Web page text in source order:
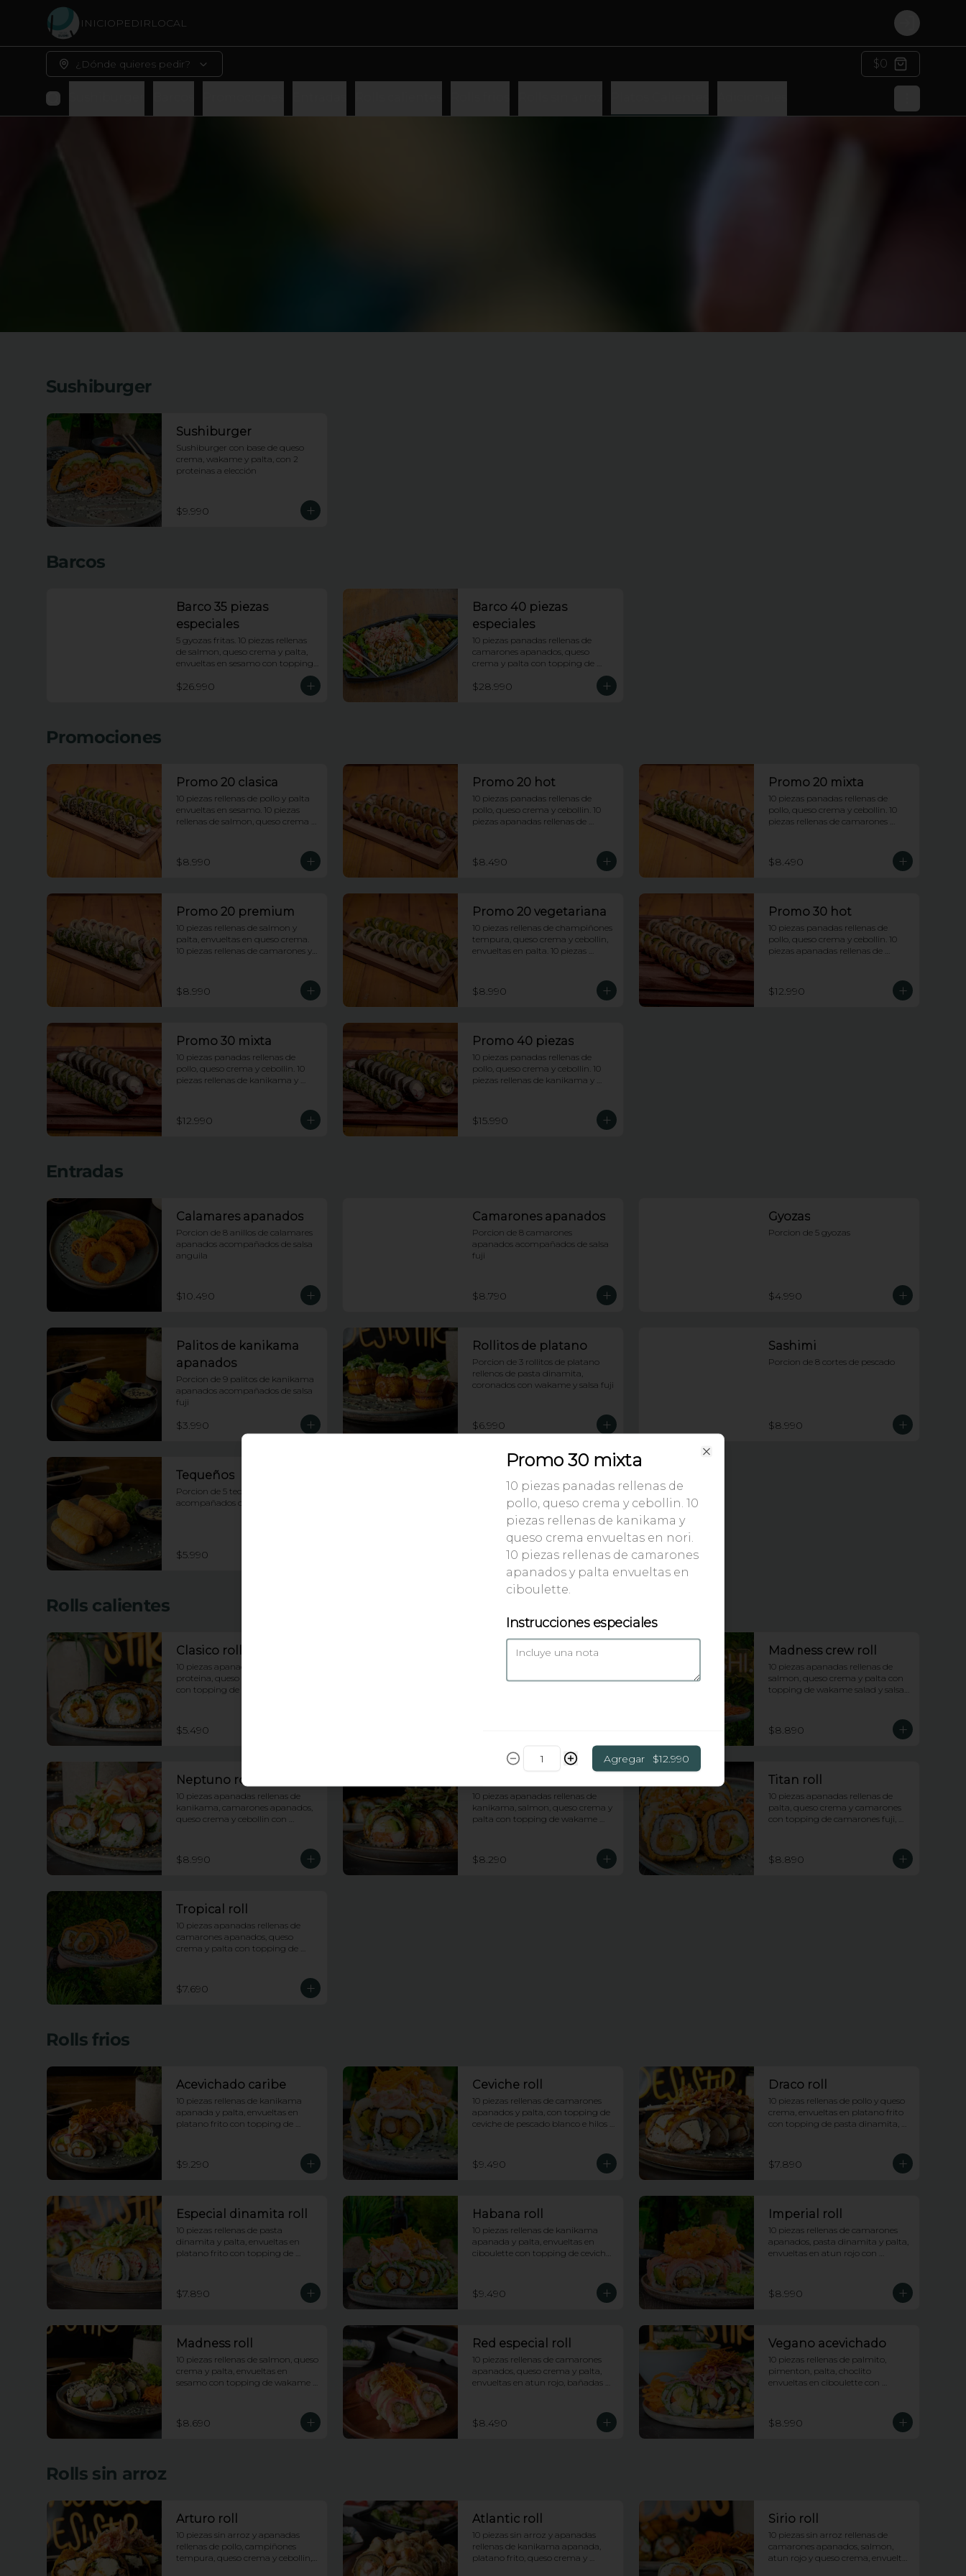
INICIOPEDIRLOCAL Login
¿Dónde quieres pedir? $0
Sushiburger
Sushiburger
Sushiburger con base de queso
crema, wakame y palta, con 2
proteinas a elección
$9.990
Barcos
Barco 35 piezas
especiales
5 gyozas fritas. 10 piezas rellenas
de salmon, queso crema y palta,
envueltas en sesamo con topping
de wakame salad y salsa anguila.
10 piezas apanadas rellenas de
pollo, queso crema, platano frito y
$26.990
Barco 40 piezas
especiales
10 piezas panadas rellenas de
camarones apanados, queso
crema y palta con topping de
salsa maracuya. 10 piezas rellenas
de camarones apanados, queso
envueltas en queso crema con
topping de wakame.
$28.990
Promociones
Promo 20 clasica
10 piezas rellenas de pollo y palta
envueltas en sesamo. 10 piezas
rellenas de salmon, queso crema y
$8.990
Promo 20 hot
10 piezas panadas rellenas de
pollo, queso crema y cebollin. 10
piezas apanadas rellenas de
$8.490
Promo 20 mixta
10 piezas panadas rellenas de
pollo, queso crema y cebollin. 10
piezas rellenas de camarones
$8.490
Promo 20 premium
10 piezas rellenas de salmon y
palta, envueltas en queso crema.
10 piezas rellenas de camarones y
$8.990
Promo 20 vegetariana
10 piezas rellenas de champiñones
tempura, queso crema y cebollin,
envueltas en palta. 10 piezas
$8.990
Promo 30 hot
10 piezas panadas rellenas de
pollo, queso crema y cebollin. 10
piezas apanadas rellenas de
champiñones tempura, queso
crema y cebollin.
$12.990
Promo 30 mixta
10 piezas panadas rellenas de
pollo, queso crema y cebollin. 10
piezas rellenas de kanikama y
apanados y palta envueltas en
ciboulette.
$12.990
Promo 40 piezas
10 piezas panadas rellenas de
pollo, queso crema y cebollin. 10
piezas rellenas de kanikama y
apanados y palta envueltas en
ciboulette. 10 piezas rellenas de
$15.990
Entradas
Calamares apanados
Porcion de 8 anillos de calamares
apanados acompañados de salsa
anguila
$10.490
Camarones apanados
Porcion de 8 camarones
apanados acompañados de salsa
fuji
$8.790
Gyozas
Porcion de 5 gyozas
$4.990
Palitos de kanikama
apanados
Porcion de 9 palitos de kanikama
apanados acompañados de salsa
fuji
$3.990
Rollitos de platano
Porcion de 3 rollitos de platano
rellenos de pasta dinamita,
coronados con wakame y salsa fuji
$6.990
Sashimi
Porcion de 8 cortes de pescado
$8.990
Tequeños
Porcion de 5 tequeños
acompañados con salsa tartara
$5.990
Porcion de 5 tequeños de nutella
Rolls calientes
Clasico roll
10 piezas apanadas rellenas de
proteina, queso crema y cebollin
con topping de salsa anguila
$5.490
Huancaina roll
pollo, queso crema, platano frito y
Madness crew roll
10 piezas apanadas rellenas de
salmon, queso crema y palta con
topping de wakame salad y salsa
$8.890
Neptuno roll
10 piezas apanadas rellenas de
kanikama, camarones apanados,
queso crema y cebollin con
$8.990
10 piezas apanadas rellenas de
kanikama, salmon, queso crema y
palta con topping de wakame
$8.290
Titan roll
10 piezas apanadas rellenas de
palta, queso crema y camarones
con topping de camarones fuji,
$8.890
Tropical roll
10 piezas apanadas rellenas de
camarones apanados, queso
crema y palta con topping de
$7.690
Rolls frios
Acevichado caribe
10 piezas rellenas de kanikama
apanada y palta, envueltas en
platano frito con topping de
$9.290
Ceviche roll
10 piezas rellenas de camarones
apanados y palta, con topping de
ceviche de pescado blanco e hilos
$9.490
Draco roll
10 piezas rellenas de pollo y queso
crema, envueltas en platano frito
con topping de pasta dinamita,
$7.890
Especial dinamita roll
10 piezas rellenas de pasta
dinamita y palta, envueltas en
platano frito con topping de
$7.890
Habana roll
10 piezas rellenas de kanikama
apanada y palta, envueltas en
ciboulette con topping de ceviche
$9.490
Imperial roll
10 piezas rellenas de camarones
apanados, pasta dinamita y palta,
envueltas en atun rojo con
de ciboulette
$8.990
Madness roll
10 piezas rellenas de salmon, queso
crema y palta, envueltas en
sesamo con topping de wakame
$8.690
Red especial roll
10 piezas rellenas de camarones
apanados, queso crema y palta,
envueltas en atun rojo, bañadas
$8.490
Vegano acevichado
10 piezas rellenas de palmito,
pimenton, palta, choclito
envueltas en ciboulette con
$8.990
Rolls sin arroz
Arturo roll
10 piezas sin arroz y apanadas
rellenas de pollo, campiñones
tempura, queso crema y cebollin,
Atlantic roll
10 piezas sin arroz y apanadas
rellenas de kanikama apanada,
platano frito, queso crema y
Sirio roll
10 piezas sin arroz rellenas de
camarones apanados, salmon,
atun rojo y queso crema, envueltas
Promo 30 mixta
10 piezas panadas rellenas de
pollo, queso crema y cebollin. 10
piezas rellenas de kanikama y
queso crema envueltas en nori.
10 piezas rellenas de camarones
apanados y palta envueltas en
ciboulette.
Instrucciones especiales
Agregar $12.990